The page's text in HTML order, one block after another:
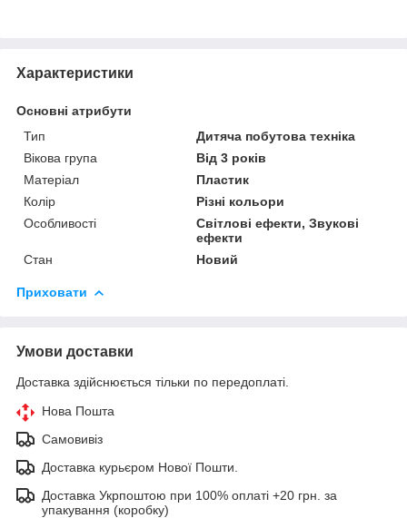
Характеристики
Основні атрибути
Тип
Дитяча побутова техніка
Вікова група
Від 3 років
Матеріал
Пластик
Колір
Різні кольори
Особливості
Світлові ефекти, Звукові
ефекти
Стан
Новий
Приховати
Умови доставки
Доставка здійснюється тільки по передоплаті.
Нова Пошта
Самовивіз
Доставка курьєром Нової Пошти.
Доставка Укрпоштою при 100% оплаті +20 грн. за
упакування (коробку)